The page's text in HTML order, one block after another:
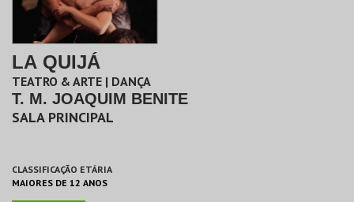
LA QUIJÁ
TEATRO & ARTE | DANÇA
T. M. JOAQUIM BENITE
SALA PRINCIPAL
CLASSIFICAÇÃO ETÁRIA
MAIORES DE 12 ANOS